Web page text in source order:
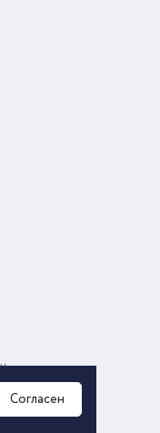
компания»
данных
Контакты
Согласен